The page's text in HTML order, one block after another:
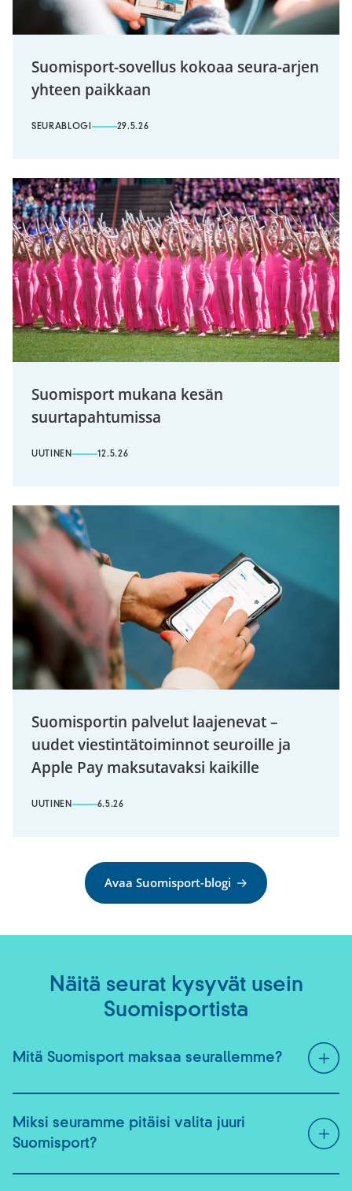
Suomisport-sovellus kokoaa seura-arjen
yhteen paikkaan
SEURABLOGI 29.5.26
Suomisport mukana kesän
suurtapahtumissa
UUTINEN 12.5.26
Suomisportin palvelut laajenevat –
uudet viestintätoiminnot seuroille ja
Apple Pay maksutavaksi kaikille
UUTINEN 6.5.26
Avaa Suomisport-blogi
Näitä seurat kysyvät usein
Suomisportista
Mitä Suomisport maksaa seurallemme?
Miksi seuramme pitäisi valita juuri
Suomisport?